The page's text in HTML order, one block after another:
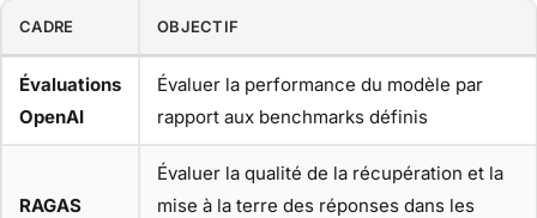
CADRE OBJECTIF
Évaluations
OpenAI
Évaluer la performance du modèle par
rapport aux benchmarks définis
RAGAS
Évaluer la qualité de la récupération et la
mise à la terre des réponses dans les